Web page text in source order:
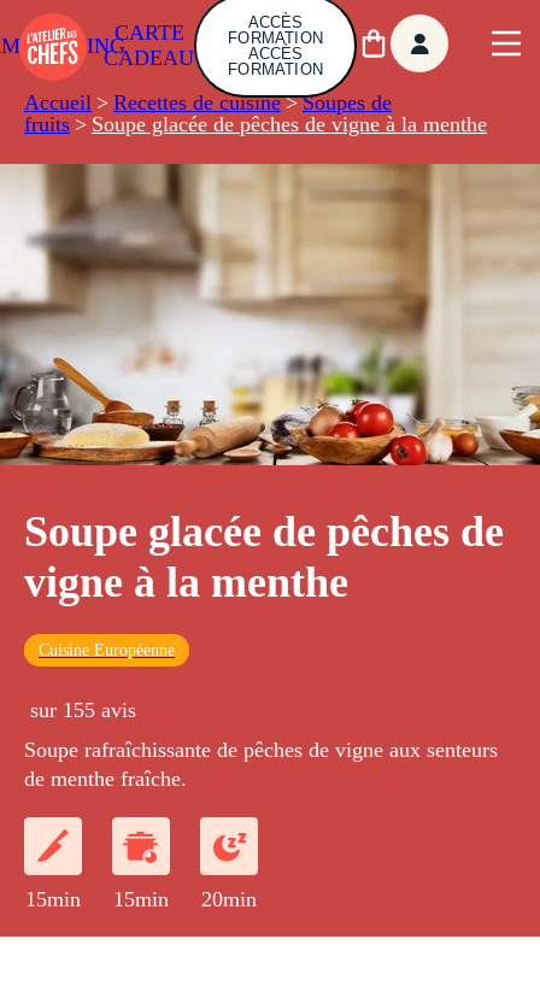
CARTE
CADEAU
ACCÈS
FORMATION
ACCÈS
FORMATION
Accueil > Recettes de cuisine > Soupes de
fruits > Soupe glacée de pêches de vigne à la menthe
Soupe glacée de pêches de
vigne à la menthe
Cuisine Européenne
sur 155 avis
Soupe rafraîchissante de pêches de vigne aux senteurs
de menthe fraîche.
15min 15min 20min